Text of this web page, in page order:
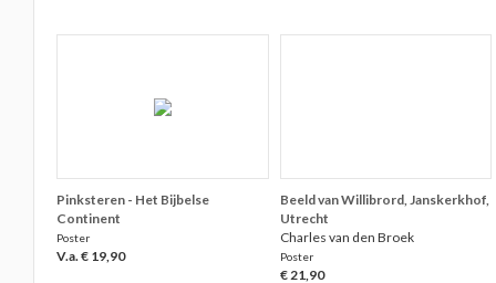
Pinksteren - Het Bijbelse
Continent
Poster
V.a. € 19,90
Beeld van Willibrord, Janskerkhof,
Utrecht
Charles van den Broek
Poster
€ 21,90